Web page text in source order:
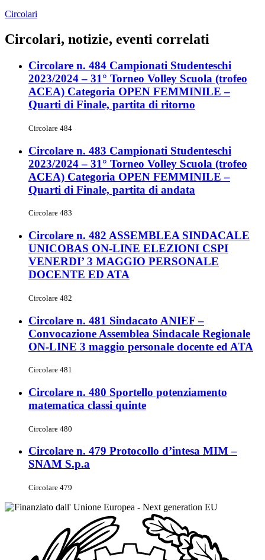
Circolari
Circolari, notizie, eventi correlati
Circolare n. 484 Campionati Studenteschi
2023/2024 – 31° Torneo Volley Scuola (trofeo
ACEA) Categoria OPEN FEMMINILE –
Quarti di Finale, partita di ritorno
Circolare 484
Circolare n. 483 Campionati Studenteschi
2023/2024 – 31° Torneo Volley Scuola (trofeo
ACEA) Categoria OPEN FEMMINILE –
Quarti di Finale, partita di andata
Circolare 483
Circolare n. 482 ASSEMBLEA SINDACALE
UNICOBAS ON-LINE ELEZIONI CSPI
VENERDI’ 3 MAGGIO PERSONALE
DOCENTE ED ATA
Circolare 482
Circolare n. 481 Sindacato ANIEF –
Convocazione Assemblea Sindacale Regionale
ON-LINE 3 maggio personale docente ed ATA
Circolare 481
Circolare n. 480 Sportello potenziamento
matematica classi quinte
Circolare 480
Circolare n. 479 Protocollo d’intesa MIM –
SNAM S.p.a
Circolare 479